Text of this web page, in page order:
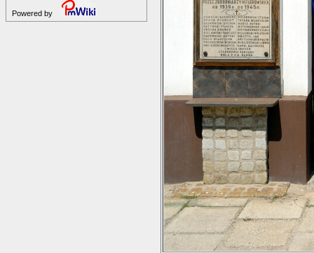
Powered by